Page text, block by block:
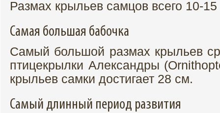
Размах крыльев самцов всего 10-
Самая большая бабочка
Самый большой размах крыльев
птицекрылки Александры
крыльев самки достигает 28 см.
Самый длинный период развития